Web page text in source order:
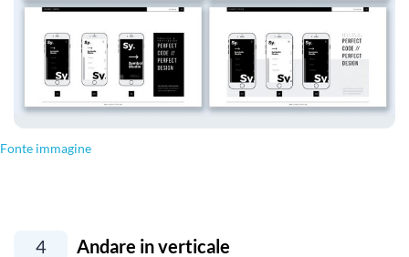
Fonte immagine
4 Andare in verticale